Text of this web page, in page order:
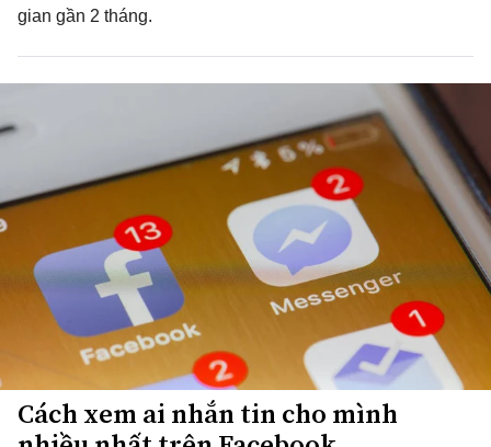
gian gần 2 tháng.
Cách xem ai nhắn tin cho mình